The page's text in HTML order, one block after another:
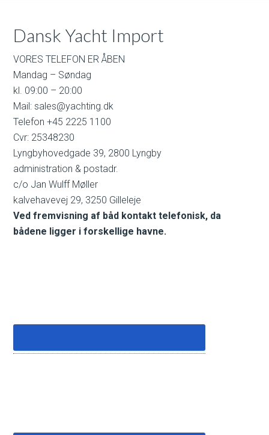
Dansk Yacht Import
VORES TELEFON ER ÅBEN
Mandag – Søndag
kl. 09:00 – 20:00
Mail: sales@yachting.dk
Telefon +45 2225 1100
Cvr: 25348230
Lyngbyhovedgade 39, 2800 Lyngby
administration & postadr.
c/o Jan Wulff Møller
kalvehavevej 29, 3250 Gilleleje
Ved fremvisning af båd kontakt telefonisk, da
bådene ligger i forskellige havne.